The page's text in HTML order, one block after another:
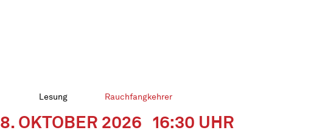
Lesung Rauchfangkehrer
8. OKTOBER 2026 16:30 UHR